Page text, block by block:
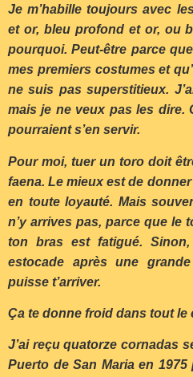
Je m’habille toujours avec
et or, bleu profond et or, ou
pourquoi. Peut-être parce
mes premiers costumes et
ne suis pas superstitieux.
mais je ne veux pas les dire.
pourraient s’en servir.
Pour moi, tuer un toro doit
faena. Le mieux est de
en toute loyauté. Mais
n’y arrives pas, parce que le
ton bras est fatigué.
estocade après une
puisse t’arriver.
Ça te donne froid dans tout le
J’ai reçu quatorze cornadas
Puerto de San Maria en